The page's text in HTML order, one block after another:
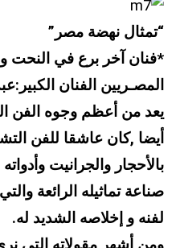
“تمثال نهضة مصر”
*فنان آخر برع في النحت
المصـريين الفنان
يعد من أعظم وجوه الفن
أيضا ,كان عاشقا للفن
بالأحجار والجرانيت
صناعة تماثيله الرائعة
لفنه و إخلاصه الشديد له.